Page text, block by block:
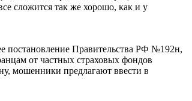
сложится так же хорошо, как и у
постановление Правительства РФ №192н,
от частных страховых фондов
мошенники предлагают ввести в